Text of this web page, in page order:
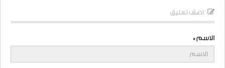
اضف تعليق
الاسم *